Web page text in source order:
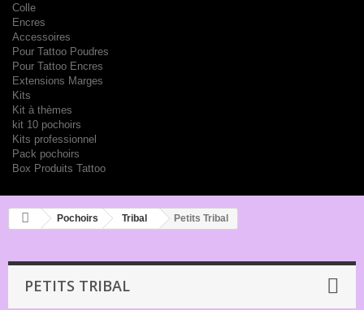
Colle
Encres
Accessoires
Pour Tattoo Poudres
Pour Tattoo Encres
Extensions Marges
Kits
Kit à thèmes
kit 10 pochoirs
Kits professionnel
Pack pochoirs
Box Produits Tattoo
Pochoirs Tribal Petits Tribal
PETITS TRIBAL